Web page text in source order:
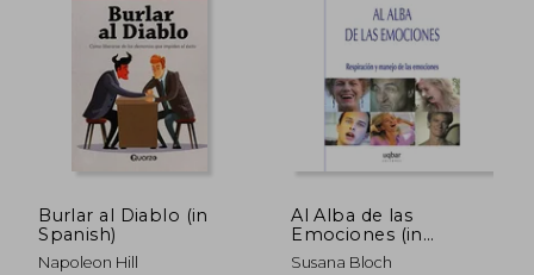
Burlar al Diablo (in
Spanish)
Napoleon Hill
Al Alba de las
Emociones (in
Spanish)
Susana Bloch